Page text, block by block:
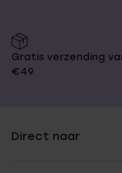
Gratis verzending
€49
Direct naar